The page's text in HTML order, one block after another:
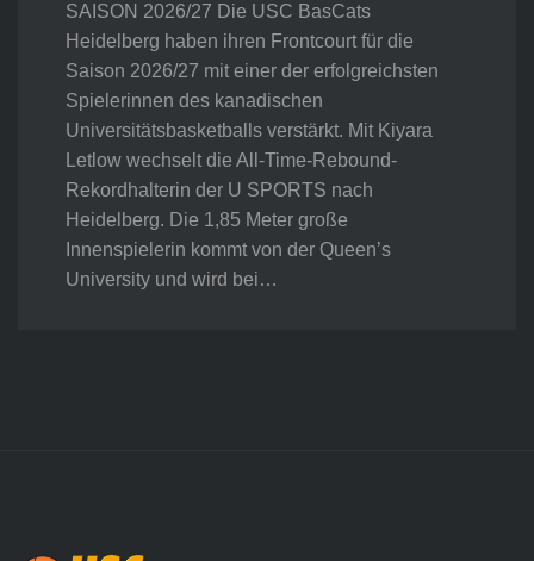
SAISON 2026/27 Die USC BasCats
Heidelberg haben ihren Frontcourt für die
Saison 2026/27 mit einer der erfolgreichsten
Spielerinnen des kanadischen
Universitätsbasketballs verstärkt. Mit Kiyara
Letlow wechselt die All-Time-Rebound-
Rekordhalterin der U SPORTS nach
Heidelberg. Die 1,85 Meter große
Innenspielerin kommt von der Queen’s
University und wird bei…